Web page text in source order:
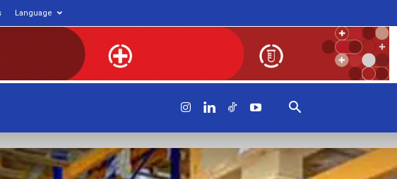
Language